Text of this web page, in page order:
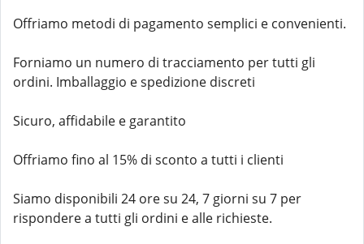
Offriamo metodi di pagamento semplici e convenienti.
Forniamo un numero di tracciamento per tutti gli
ordini. Imballaggio e spedizione discreti
Sicuro, affidabile e garantito
Offriamo fino al 15% di sconto a tutti i clienti
Siamo disponibili 24 ore su 24, 7 giorni su 7 per
rispondere a tutti gli ordini e alle richieste.